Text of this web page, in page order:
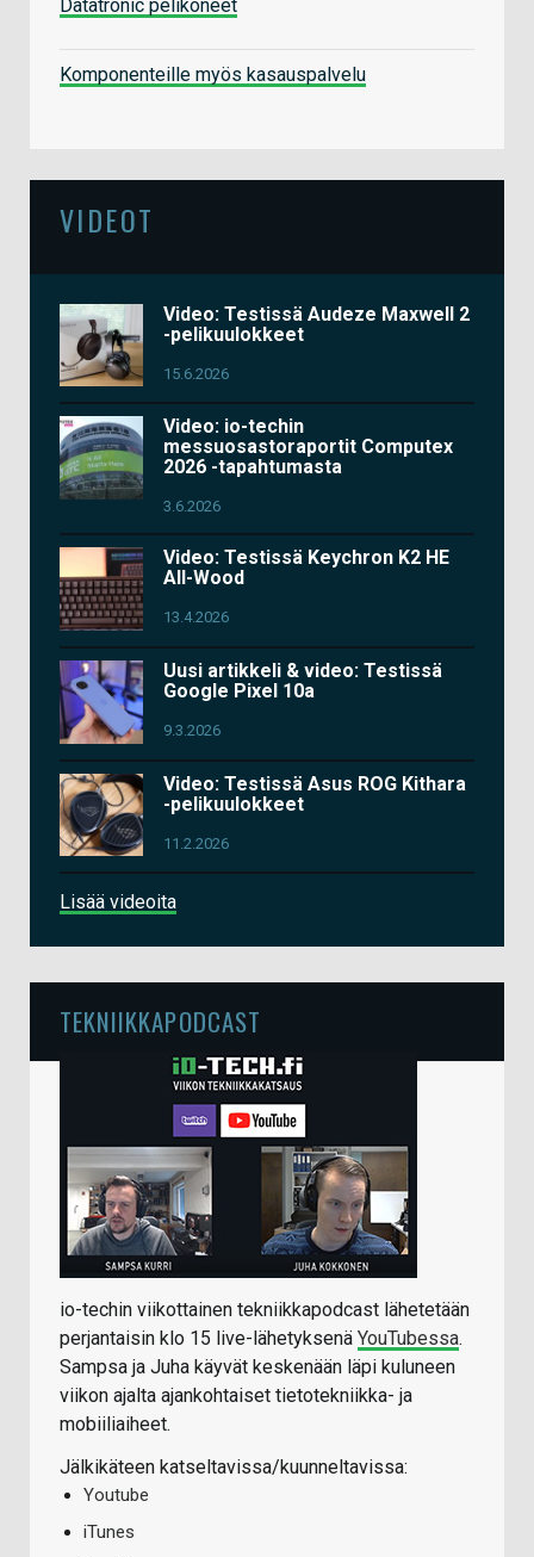
Datatronic pelikoneet
Komponenteille myös kasauspalvelu
VIDEOT
Video: Testissä Audeze Maxwell 2
-pelikuulokkeet
15.6.2026
Video: io-techin
messuosastoraportit Computex
2026 -tapahtumasta
3.6.2026
Video: Testissä Keychron K2 HE
All-Wood
13.4.2026
Uusi artikkeli & video: Testissä
Google Pixel 10a
9.3.2026
Video: Testissä Asus ROG Kithara
-pelikuulokkeet
11.2.2026
Lisää videoita
TEKNIIKKAPODCAST
io-techin viikottainen tekniikkapodcast lähetetään
perjantaisin klo 15 live-lähetyksenä YouTubessa.
Sampsa ja Juha käyvät keskenään läpi kuluneen
viikon ajalta ajankohtaiset tietotekniikka- ja
mobiiliaiheet.
Jälkikäteen katseltavissa/kuunneltavissa:
Youtube
iTunes